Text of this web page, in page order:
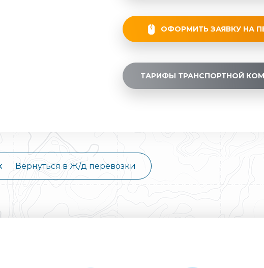
ОФОРМИТЬ ЗАЯВКУ НА
ТАРИФЫ ТРАНСПОРТНОЙ
Вернуться в Ж/д перевозки